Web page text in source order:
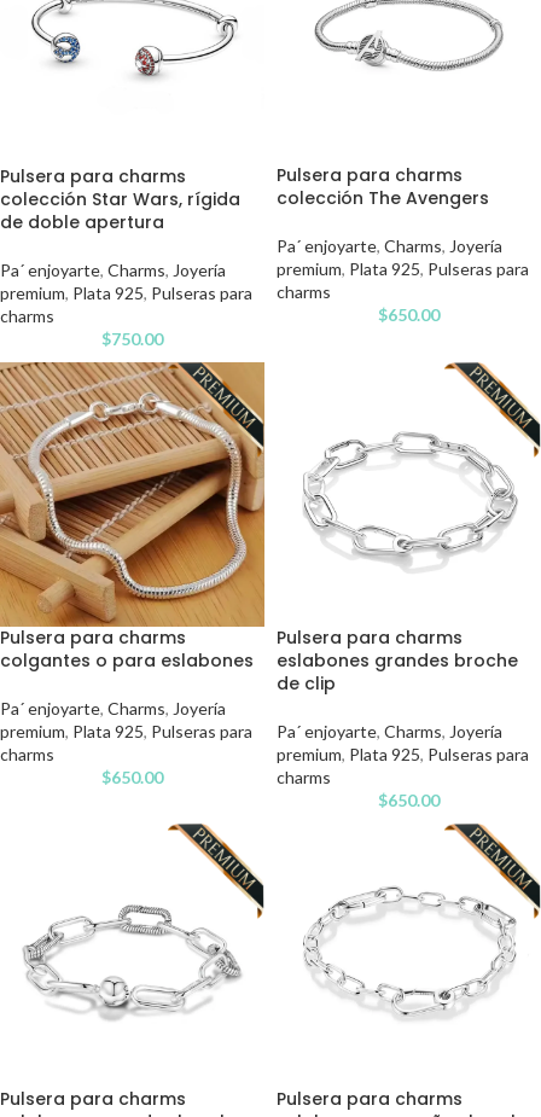
Pulsera para charms
colección Star Wars, rígida
de doble apertura
Pa´ enjoyarte, Charms, Joyería
premium, Plata 925, Pulseras para
charms
$750.00
Pulsera para charms
colección The Avengers
Pa´ enjoyarte, Charms, Joyería
premium, Plata 925, Pulseras para
charms
$650.00
Pulsera para charms
colgantes o para eslabones
Pa´ enjoyarte, Charms, Joyería
premium, Plata 925, Pulseras para
charms
$650.00
Pulsera para charms
eslabones grandes broche
de clip
Pa´ enjoyarte, Charms, Joyería
premium, Plata 925, Pulseras para
charms
$650.00
Pulsera para charms
Pulsera para charms